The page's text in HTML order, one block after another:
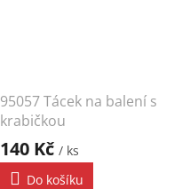
95057 Tácek na balení s
krabičkou
140 Kč / ks
Do košíku